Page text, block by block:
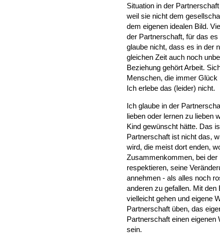
Situation in der
weil sie nicht dem
dem eigenen idealen Bild.
der Partnerschaft, für das
glaube nicht, dass es in der
gleichen Zeit auch noch
Beziehung gehört Arbeit.
Menschen, die immer Glück
Ich erlebe das (leider) nicht.
Ich glaube in der
lieben oder lernen zu lieben
Kind gewünscht hätte. Das
Partnerschaft ist nicht das,
wird, die meist dort enden,
Zusammenkommen, bei der
respektieren, seine
annehmen - als alles noch
anderen zu gefallen. Mit
vielleicht gehen und eigene
Partnerschaft üben, das
Partnerschaft einen
sein.